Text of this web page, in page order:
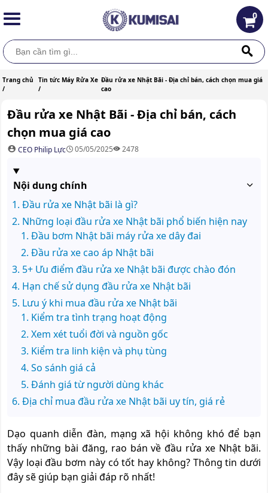
0
Trang chủ
/
Tin tức Máy Rửa Xe
/
Đầu rửa xe Nhật Bãi - Địa chỉ bán, cách chọn mua giá
cao
Đầu rửa xe Nhật Bãi - Địa chỉ bán, cách
chọn mua giá cao
CEO Philip Lực 05/05/2025 2478
Nội dung chính
Đầu rửa xe Nhật bãi là gì?
Những loại đầu rửa xe Nhật bãi phổ biến hiện nay
Đầu bơm Nhật bãi máy rửa xe dây đai
Đầu rửa xe cao áp Nhật bãi
5+ Ưu điểm đầu rửa xe Nhật bãi được chào đón
Hạn chế sử dụng đầu rửa xe Nhật bãi
Lưu ý khi mua đầu rửa xe Nhật bãi
Kiểm tra tình trạng hoạt động
Xem xét tuổi đời và nguồn gốc
Kiểm tra linh kiện và phụ tùng
So sánh giá cả
Đánh giá từ người dùng khác
Địa chỉ mua đầu rửa xe Nhật bãi uy tín, giá rẻ
Dạo quanh diễn đàn, mạng xã hội không khó để bạn
thấy những bài đăng, rao bán về đầu rửa xe Nhật bãi.
Vậy loại đầu bơm này có tốt hay không? Thông tin dưới
đây sẽ giúp bạn giải đáp rõ nhất!